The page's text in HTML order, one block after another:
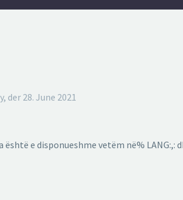
der 28. June 2021
është e disponueshme vetëm në% LANG:,: